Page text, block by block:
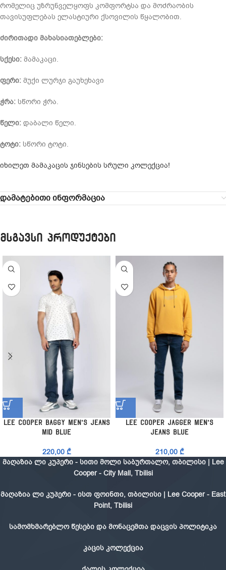
რომელიც უზრუნველყოფს კომფორტსა და მოძრაობის
თავისუფლებას ელასტიური ქსოვილის წყალობით.
ძირითადი მახასიათებლები:
სქესი: მამაკაცი.
ფერი: მუქი ლურჯი გაუხეხავი
ჭრა: სწორი ჭრა.
წელი: დაბალი წელი.
ტოტი: სწორი ტოტი.
იხილეთ მამაკაცის ჯინსების სრული კოლექცია!
დამატებითი ინფორმაცია
მსგავსი პროდუქტები
Lee Cooper Baggy Men’s Jeans
Mid Blue
220,00 ₾
Lee Cooper Jagger Men’s
Jeans Blue
210,00 ₾
მაღაზია ლი კუპერი - სითი მოლი საბურთალო, თბილისი | Lee
Cooper - City Mall, Tbilisi
მაღაზია ლი კუპერი - ისთ ფოინთი, თბილისი | Lee Cooper - East
Point, Tbilisi
სამომხმარებლო წესები და მონაცემთა დაცვის პოლიტიკა
კაცის კოლექცია